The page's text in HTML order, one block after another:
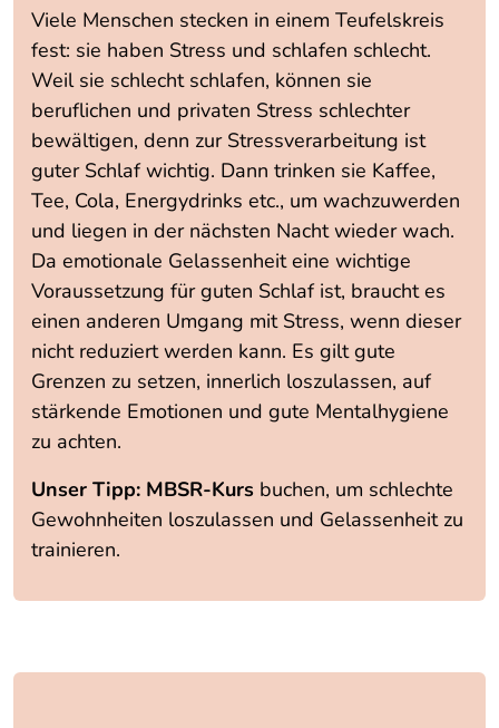
Viele Menschen stecken in einem Teufelskreis
fest: sie haben Stress und schlafen schlecht.
Weil sie schlecht schlafen, können sie
beruflichen und privaten Stress schlechter
bewältigen, denn zur Stressverarbeitung ist
guter Schlaf wichtig. Dann trinken sie Kaffee,
Tee, Cola, Energydrinks etc., um wachzuwerden
und liegen in der nächsten Nacht wieder wach.
Da emotionale Gelassenheit eine wichtige
Voraussetzung für guten Schlaf ist, braucht es
einen anderen Umgang mit Stress, wenn dieser
nicht reduziert werden kann. Es gilt gute
Grenzen zu setzen, innerlich loszulassen, auf
stärkende Emotionen und gute Mentalhygiene
zu achten.
Unser Tipp: MBSR-Kurs buchen, um schlechte
Gewohnheiten loszulassen und Gelassenheit zu
trainieren.